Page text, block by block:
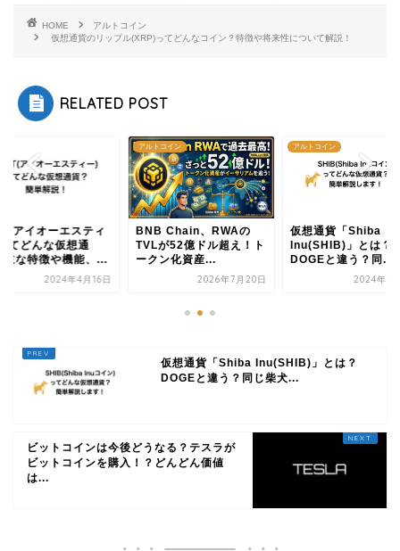
HOME
アルトコイン
仮想通貨のリップル(XRP)ってどんなコイン？特徴や将来性について解説！
RELATED POST
アイオーエスティ
てどんな仮想通
主な特徴や機能、...
2024年4月16日
アルトコイン
BNB Chain、RWAの
TVLが52億ドル超え！ト
ークン化資産...
2026年7月20日
アルトコイン
仮想通貨「Shiba
Inu(SHIB)」とは？
DOGEと違う？同...
2024年4
仮想通貨「Shiba Inu(SHIB)」とは？
DOGEと違う？同じ柴犬...
ビットコインは今後どうなる？テスラが
ビットコインを購入！？どんどん価値
は...